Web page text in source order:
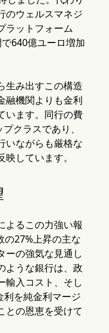
のウェルスマネジ
ラットフォーム
640億ユーロ増加
生み出すこの構造
融機関よりも金利
います。同行の費
クラスであり、
いながらも厳格な
しています。
よるこの力強い報
の27%上昇の主な
ーの強気な見通し
ような銀行は、政
輸入コスト、そし
利を純金利マージ
との恩恵を受けて